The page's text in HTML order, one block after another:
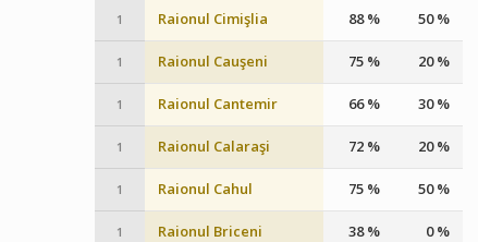
1 Raionul Cimişlia 88 % 50 %
1 Raionul Cauşeni 75 % 20 %
1 Raionul Cantemir 66 % 30 %
1 Raionul Calaraşi 72 % 20 %
1 Raionul Cahul 75 % 50 %
1 Raionul Briceni 38 % 0 %